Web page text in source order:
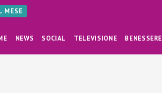
MESE
NEWS SOCIAL TELEVISIONE BENESSERE